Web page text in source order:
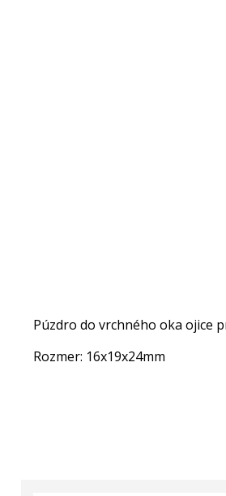
Púzdro do vrchného oka ojice
Rozmer: 16x19x24mm